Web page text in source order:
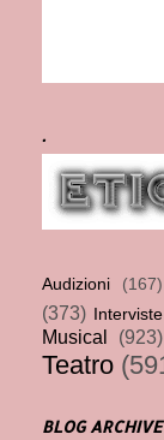
.
Audizioni (167)
(373)
Interviste
Musical (923)
Teatro
BLOG ARCHIVE